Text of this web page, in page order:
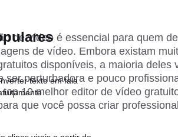
de vídeo é essencial para quem
de vídeo. Embora existam
disponíveis, a maioria deles
ser perturbadora e pouco
10 melhor editor de vídeo
que você possa criar
texto em fala